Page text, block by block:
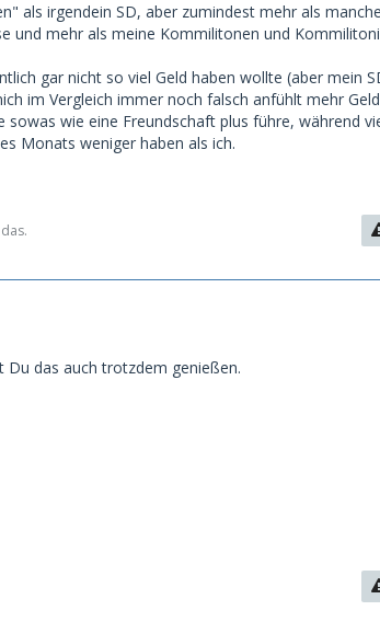
als irgendein SD, aber zumindest mehr als
und mehr als meine Kommilitonen und
gar nicht so viel Geld haben wollte (aber mein
im Vergleich immer noch falsch anfühlt mehr
wie eine Freundschaft plus führe, während
Monats weniger haben als ich.
Du das auch trotzdem genießen.